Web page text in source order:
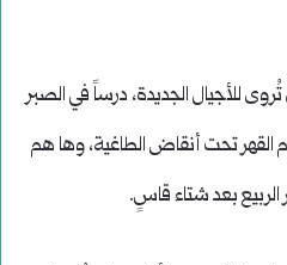
للأجيال الجديدة، درساً في الصبر
القهر تحت أنقاض الطاغية، وها هم
الربيع بعد شتاء قاسٍ.